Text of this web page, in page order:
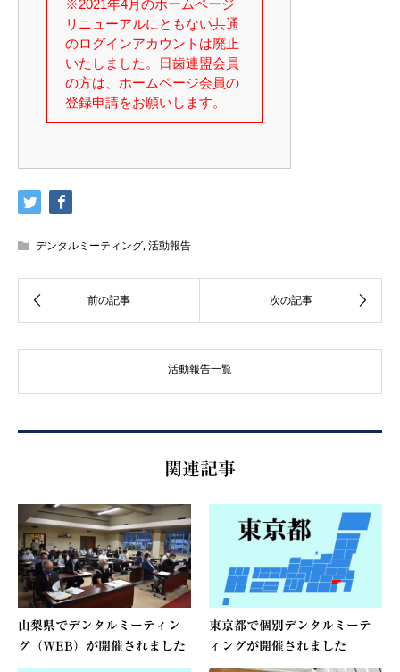
デンタルミーティング 活動報告
活動報告一覧
関連記事
山梨県でデンタルミーティン
グ（WEB）が開催されました
東京都で個別デンタルミーテ
ィングが開催されました